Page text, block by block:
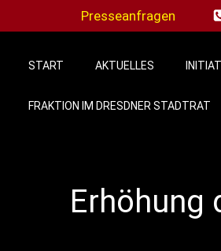
Inhalt
Presseanfragen
START AKTUELLES
FRAKTION IM DRESDNER STADTRAT
Erhöhung